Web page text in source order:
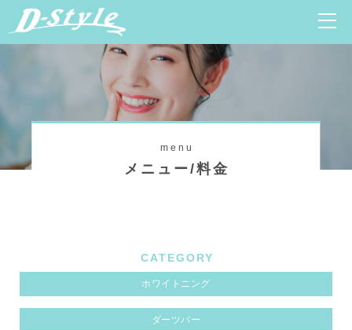
menu
メニュー/料金
CATEGORY
ホワイトニング
ダーツバー